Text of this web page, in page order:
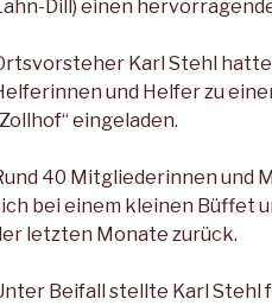
Dill) einen
Karl Stehl
und Helfer zu
eingeladen.
40 Mitgliederinnen
bei einem kleinen Büffet
letzten Monate zurück.
Beifall stellte Karl Stehl